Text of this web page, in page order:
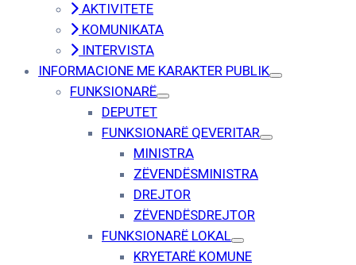
AKTIVITETE
KOMUNIKATA
INTERVISTA
INFORMACIONE ME KARAKTER PUBLIK
FUNKSIONARË
DEPUTET
FUNKSIONARË QEVERITAR
MINISTRA
ZËVENDËSMINISTRA
DREJTOR
ZËVENDËSDREJTOR
FUNKSIONARË LOKAL
KRYETARË KOMUNE